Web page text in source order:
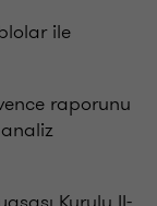
ile
raporunu